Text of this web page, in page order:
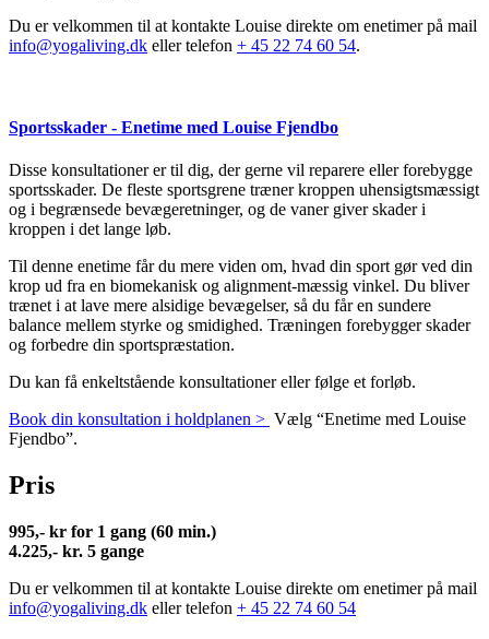
Du er velkommen til at kontakte Louise direkte om enetimer på mail
info@yogaliving.dk eller telefon + 45 22 74 60 54.
Sportsskader - Enetime med Louise Fjendbo
Disse konsultationer er til dig, der gerne vil reparere eller forebygge
sportsskader. De fleste sportsgrene træner kroppen uhensigtsmæssigt
og i begrænsede bevægeretninger, og de vaner giver skader i
kroppen i det lange løb.
Til denne enetime får du mere viden om, hvad din sport gør ved din
krop ud fra en biomekanisk og alignment-mæssig vinkel. Du bliver
trænet i at lave mere alsidige bevægelser, så du får en sundere
balance mellem styrke og smidighed. Træningen forebygger skader
og forbedre din sportspræstation.
Du kan få enkeltstående konsultationer eller følge et forløb.
Book din konsultation i holdplanen > Vælg “Enetime med Louise
Fjendbo”.
Pris
995,- kr for 1 gang (60 min.)
4.225,- kr. 5 gange
Du er velkommen til at kontakte Louise direkte om enetimer på mail
info@yogaliving.dk eller telefon + 45 22 74 60 54